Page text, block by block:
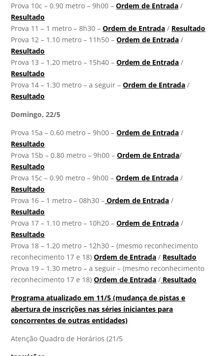
Prova 10c – 0.90 metro – 9h00 –Ordem de Entrada /
Resultado
Prova 11 – 1 metro – 8h30 –Ordem de Entrada / Resultado
Prova 12 – 1.10 metro – 11h50 –Ordem de Entrada /
Resultado
Prova 13 – 1.20 metro – 15h40 –Ordem de Entrada /
Resultado
Prova 14 – 1.30 metro – a seguir –Ordem de Entrada /
Resultado
Domingo, 22/5
Prova 15a – 0.60 metro – 9h00 –Ordem de Entrada /
Resultado
Prova 15b – 0.80 metro – 9h00 –Ordem de Entrada/
Resultado
Prova 15c – 0.90 metro – 9h00 –Ordem de Entrada /
Resultado
Prova 16 – 1 metro – 08h30 – Ordem de Entrada /
Resultado
Prova 17 – 1.10 metro – 10h20 –Ordem de Entrada /
Resultado
Prova 18 – 1.20 metro – 12h30 – (mesmo reconhecimento
reconhecimento 17 e 18)Ordem de Entrada / Resultado
Prova 19 – 1.30 metro – a seguir – (mesmo reconhecimento
reconhecimento 17 e 18)Ordem de Entrada / Resultado
Programa atualizado em 11/5 (mudança de pistas e
abertura de inscrições nas séries iniciantes para
concorrentes de outras entidades)
Atenção Quadro de Horários (21/5